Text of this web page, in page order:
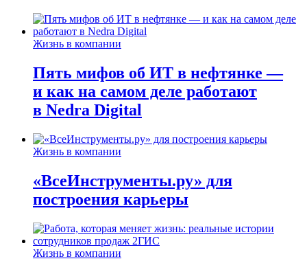
Жизнь в компании
Пять мифов об ИТ в нефтянке —
и как на самом деле работают
в Nedra Digital
Жизнь в компании
«ВсеИнструменты.ру» для
построения карьеры
Жизнь в компании